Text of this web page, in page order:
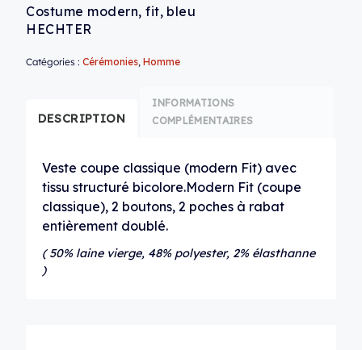
Costume modern, fit, bleu
HECHTER
Catégories :Cérémonies ,Homme
DESCRIPTION
INFORMATIONS
COMPLÉMENTAIRES
Veste coupe classique (modern Fit) avec
tissu structuré bicolore.Modern Fit (coupe
classique), 2 boutons, 2 poches à rabat
entièrement doublé.
( 50% laine vierge, 48% polyester, 2% élasthanne
)